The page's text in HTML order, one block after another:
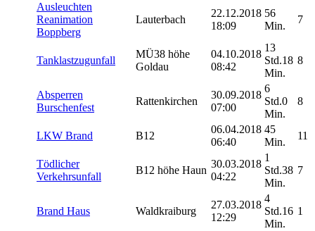
Ausleuchten
Reanimation
Boppberg
Lauterbach
22.12.2018
18:09
56
Min.
7
Tanklastzugunfall
MÜ38 höhe
Goldau
04.10.2018
08:42
13
Std.18
Min.
8
Absperren
Burschenfest
Rattenkirchen
30.09.2018
07:00
6
Std.0
Min.
8
LKW Brand B12
06.04.2018
06:40
45
Min.
11
Tödlicher
Verkehrsunfall
B12 höhe Haun
30.03.2018
04:22
1
Std.38
Min.
7
Brand Haus Waldkraiburg
27.03.2018
12:29
4
Std.16
Min.
1